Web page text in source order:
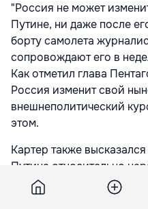
"Россия не может
Путине, ни даже после
борту самолета
сопровождают его в
Как отметил глава
Россия изменит свой
внешнеполитический
этом.
Картер также
Путина относительно
ядерного потенциала
Владимира Путина не